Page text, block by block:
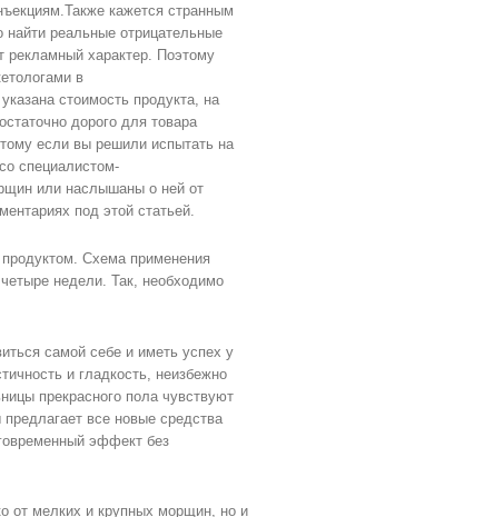
кажется странным
реальные отрицательные
рекламный характер. Поэтому
в
стоимость продукта, на
дорого для товара
если вы решили испытать на
специалистом-
или наслышаны о ней от
под этой статьей.
Схема применения
недели. Так, необходимо
самой себе и иметь успех у
и гладкость, неизбежно
прекрасного пола чувствуют
все новые средства
эффект без
от мелких и крупных морщин, но и